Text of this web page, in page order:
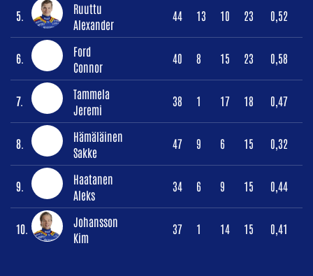
5.
Ruuttu
Alexander
44 13 10 23 0,52
6.
Ford
Connor
40 8 15 23 0,58
7.
Tammela
Jeremi
38 1 17 18 0,47
8.
Hämäläinen
Sakke
47 9 6 15 0,32
9.
Haatanen
Aleks
34 6 9 15 0,44
10.
Johansson
Kim
37 1 14 15 0,41